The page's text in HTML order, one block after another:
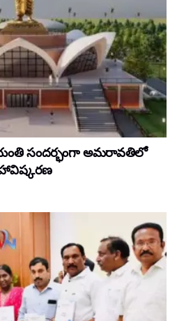
సందర్భంగా అమరావతిలో